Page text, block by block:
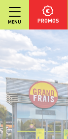
MENU PROMOS